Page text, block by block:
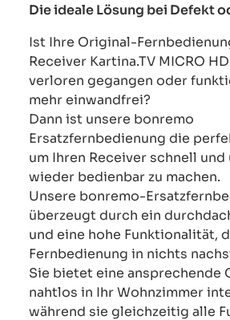
Die ideale Lösung bei Defekt
Ist Ihre Original-
Receiver Kartina.TV MICRO
verloren gegangen oder
mehr einwandfrei?
Dann ist unsere bonremo
Ersatzfernbedienung die
um Ihren Receiver schnell
wieder bedienbar zu machen.
Unsere bonremo-
überzeugt durch ein
und eine hohe Funktionalität,
Fernbedienung in nichts
Sie bietet eine ansprechende
nahtlos in Ihr Wohnzimmer
während sie gleichzeitig alle